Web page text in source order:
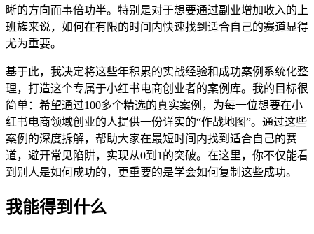
晰的方向而事倍功半。特别是对于想要通过副业增加收入的上
班族来说，如何在有限的时间内快速找到适合自己的赛道显得
尤为重要。
基于此，我决定将这些年积累的实战经验和成功案例系统化整
理，打造这个专属于小红书电商创业者的案例库。我的目标很
简单：希望通过100多个精选的真实案例，为每一位想要在小
红书电商领域创业的人提供一份详实的“作战地图”。通过这些
案例的深度拆解，帮助大家在最短时间内找到适合自己的赛
道，避开常见陷阱，实现从0到1的突破。在这里，你不仅能看
到别人是如何成功的，更重要的是学会如何复制这些成功。
我能得到什么